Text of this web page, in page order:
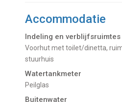
Accommodatie
Indeling en verblijfsruimtes
Voorhut met toilet/dinetta, ruime kombuis en
stuurhuis
Watertankmeter
Peilglas
Buitenwater